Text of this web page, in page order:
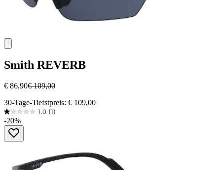
Smith REVERB
€ 86,90€ 109,00
30-Tage-Tiefstpreis: € 109,00
1.0 (1)
1.0
von
Sternen.
Bewertung
-20%